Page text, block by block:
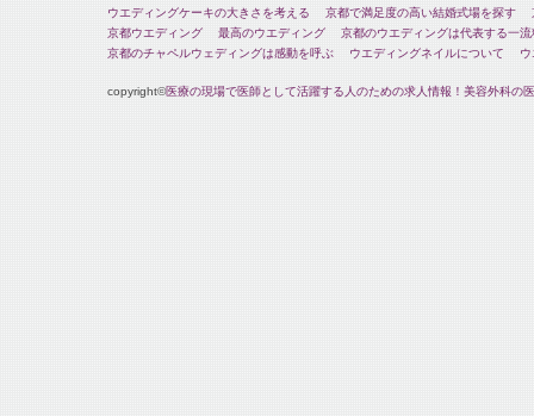
ウエディングケーキの大きさを考える 京都で満足度の高い結婚式場を探す
京都ウエディング
最高のウエディング
京都のウエディングは代表する一
京都のチャペルウェディングは感動を呼ぶ
ウエディングネイルについて
copyright©医療の現場で医師として活躍する人のための求人情報！美容外科の